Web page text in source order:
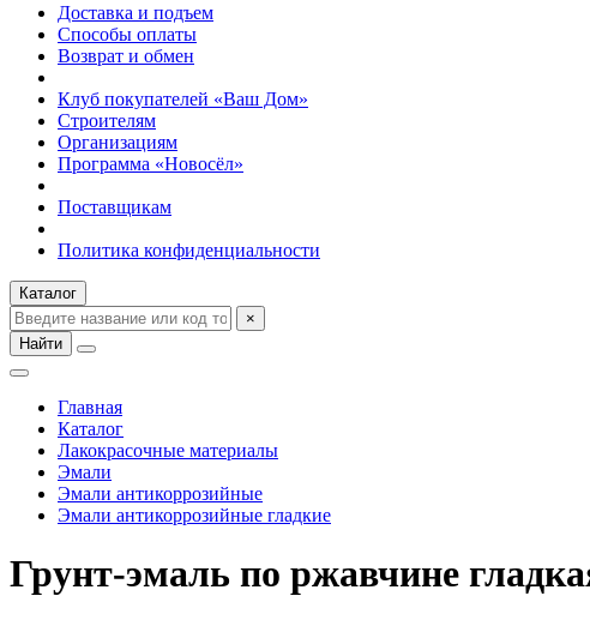
Доставка и подъем
Способы оплаты
Возврат и обмен
Клуб покупателей «Ваш Дом»
Строителям
Организациям
Программа «Новосёл»
Поставщикам
Политика конфиденциальности
Каталог
×
Найти
Главная
Каталог
Лакокрасочные материалы
Эмали
Эмали антикоррозийные
Эмали антикоррозийные гладкие
Грунт-эмаль по ржавчине